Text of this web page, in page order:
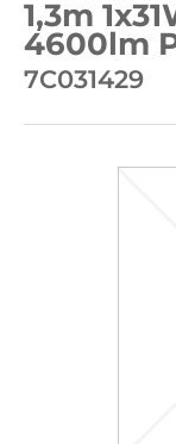
1,3m
4600lm
7C031429